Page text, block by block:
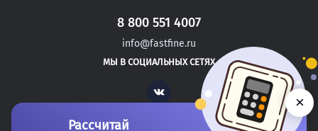
САНКТ-ПЕТЕРБУРГ
БАТЫРЕВО
КАНАШ
8 800 551 4007
info@fastfine.ru
МЫ В СОЦИАЛЬНЫХ СЕТЯХ
Vk
Рассчитай
×